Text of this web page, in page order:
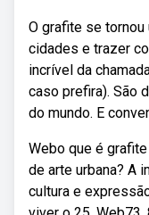
O grafite se
cidades e trazer
incrível da
caso prefira). São
do mundo. E
Webo que é
de arte urbana? A
cultura e